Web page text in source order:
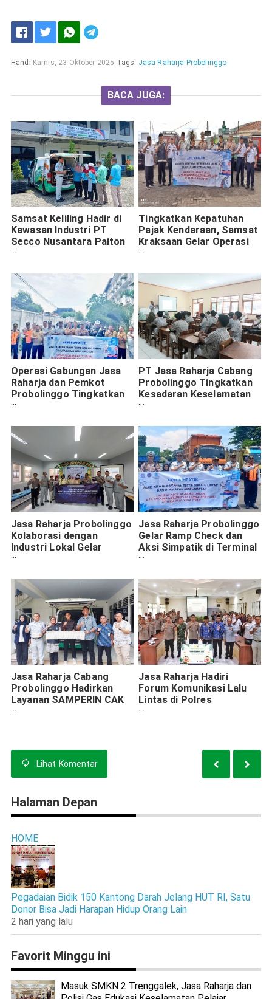
Handi Kamis, 23 Oktober 2025 Tags: Jasa Raharja Probolinggo
BACA JUGA:
Samsat Keliling Hadir di
Kawasan Industri PT
Secco Nusantara Paiton
Probolinggo, Permudah
Kendaraan Bermotor
Tingkatkan Kepatuhan
Pajak Kendaraan, Samsat
Kraksaan Gelar Operasi
Gabungan di Probolinggo
Operasi Gabungan Jasa
Raharja dan Pemkot
Probolinggo Tingkatkan
Kepatuhan Pajak
Keselamatan Lalu Lintas
PT Jasa Raharja Cabang
Probolinggo Tingkatkan
Kesadaran Keselamatan
Lalu Lintas Melalui
Negeri 1 Paiton
Jasa Raharja Probolinggo
Kolaborasi dengan
Industri Lokal Gelar
Pelatihan PPGD dan
Jasa Raharja Probolinggo
Gelar Ramp Check dan
Aksi Simpatik di Terminal
Timbangan UPPKB
Jasa Raharja Cabang
Probolinggo Hadirkan
Layanan SAMPERIN CAK
untuk Meningkatkan
Jasa Raharja Hadiri
Forum Komunikasi Lalu
Lintas di Polres
Probolinggo, Bahas
Lihat Komentar
Halaman Depan
HOME
Pegadaian Bidik 150 Kantong Darah Jelang HUT RI, Satu
Donor Bisa Jadi Harapan Hidup Orang Lain
2 hari yang lalu
Favorit Minggu ini
Masuk SMKN 2 Trenggalek, Jasa Raharja dan